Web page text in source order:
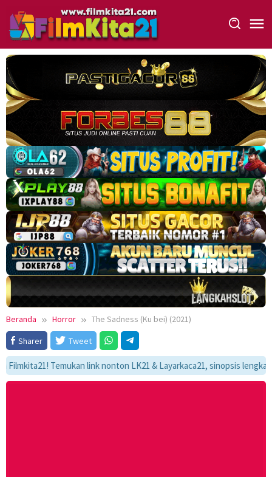
konten
Beranda Horror
The Sadness (Ku bei) (2021)
Sharer
Tweet
Temukan link nonton LK21 & Layarkaca21, sinopsis lengkap,